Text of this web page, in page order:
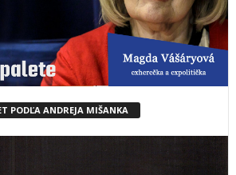
PODĽA ANDREJA MIŠANKA